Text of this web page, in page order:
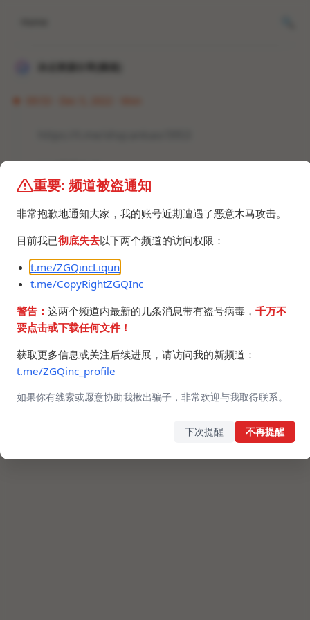
©2024 ZGQ Inc.All rights reserved.
重要: 频道被盗通知
非常抱歉地通知大家，我的账号近期遭遇了恶意木马攻击。
目前我已彻底失去以下两个频道的访问权限：
t.me/ZGQincLiqun
t.me/CopyRightZGQInc
警告： 这两个频道内最新的几条消息带有盗号病毒， 千万不
要点击或下载任何文件！
获取更多信息或关注后续进展，请访问我的新频道：
t.me/ZGQinc_profile
如果你有线索或愿意协助我揪出骗子，非常欢迎与我取得联系。
下次提醒 不再提醒